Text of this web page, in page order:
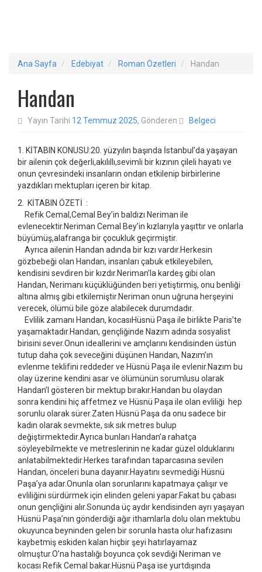
Ana Sayfa Edebiyat Roman Özetleri Handan
Handan
Yayın Tarihi 12 Temmuz 2025, Gönderen Belgeci
1. KİTABIN KONUSU:20. yüzyılın başında İstanbul’da yaşayan
bir ailenin çok değerli,akılıllı,sevimli bir kızının çileli hayatı ve
onun çevresindeki insanların ondan etkilenip birbirlerine
yazdıkları mektupları içeren bir kitap.
2. KİTABIN ÖZETİ :
Refik Cemal,Cemal Bey’in baldızı Neriman ile
evlenecektir.Neriman Cemal Bey’in kızlarıyla yaşıttır ve onlarla
büyümüş,alafranga bir çocukluk geçirmiştir.
Ayrıca ailenin Handan adında bir kızı vardır.Herkesin
gözbebeği olan Handan, insanları çabuk etkileyebilen,
kendisini sevdiren bir kızdır.Neriman’la kardeş gibi olan
Handan, Nerimanı küçüklüğünden beri yetiştirmiş, onu benliği
altına almış gibi etkilemiştir.Neriman onun uğruna herşeyini
verecek, ölümü bile göze alabilecek durumdadır.
Evlilik zamanı Handan, kocasıHüsnü Paşa ile birlikte Paris’te
yaşamaktadır.Handan, gençliğinde Nazım adında sosyalist
birisini sever.Onun ideallerini ve amçlarını kendisinden üstün
tutup daha çok seveceğini düşünen Handan, Nazım’ın
evlenme teklifini reddeder ve Hüsnü Paşa ile evlenir.Nazım bu
olay üzerine kendini asar ve ölümünün sorumlusu olarak
Handan’I gösteren bir mektup bırakır.Handan bu olaydan
sonra kendini hiç affetmez ve Hüsnü Paşa ile olan evliliği hep
sorunlu olarak sürer.Zaten Hüsnü Paşa da onu sadece bir
kadın olarak sevmekte, sık sık metres bulup
değiştirmektedir.Ayrıca bunları Handan’a rahatça
söyleyebilmekte ve metreslerinin ne kadar güzel olduklarını
anlatabilmektedir.Herkes tarafından taparcasına sevilen
Handan, önceleri buna dayanır.Hayatını sevmediği Hüsnü
Paşa’ya adar.Onunla olan sorunlarını kapatmaya çalışır ve
evliliğini sürdürmek için elinden geleni yapar.Fakat bu çabası
onun gençliğini alır.Sonunda üç aydır kendisinden ayrı yaşayan
Hüsnü Paşa’nın gönderdiği ağır ithamlarla dolu olan mektubu
okuyunca beyninden gelen bir sorunla hasta olur.hafızasını
kaybetmiş eskiden kalan hiçbir şeyi hatırlayamaz
olmuştur.O’na hastalığı boyunca çok sevdiği Neriman ve
kocası Refik Cemal bakar.Hüsnü Paşa ise yurtdışında